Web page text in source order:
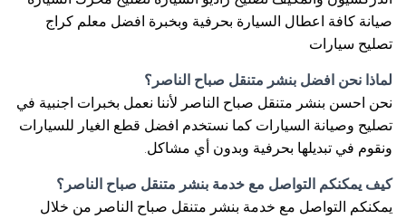
صيانة كافة اعطال السيارة بحرفية وبخبرة افضل معلم كراج
تصليح سيارات
لماذا نحن افضل بنشر متنقل صباح الناصر؟
نحن احسن بنشر متنقل صباح الناصر لأننا نعمل بخبرات اجنبية في
تصليح وصيانة السيارات كما نستخدم افضل قطع الغيار للسيارات
ونقوم في تبديلها بحرفية وبدون أي مشاكل.
كيف يمكنكم التواصل مع خدمة بنشر متنقل صباح الناصر؟
يمكنكم التواصل مع خدمة بنشر متنقل صباح الناصر من خلال